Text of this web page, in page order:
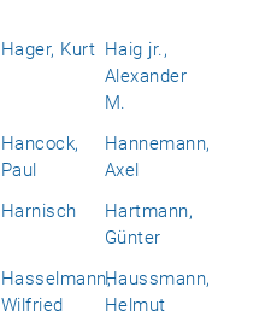
Hager, Kurt Haig jr.,
Alexander
M.
Hancock,
Paul
Hannemann,
Axel
Harnisch
Hartmann,
Günter
Hasselmann,
Wilfried
Haussmann,
Helmut